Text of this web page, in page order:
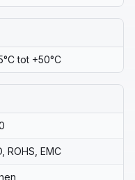
tot +50°C
ROHS, EMC